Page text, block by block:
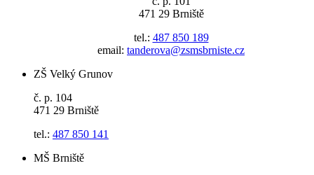
471 29 Brniště
tel.: 487 850 189
email: tanderova@zsmsbrniste.cz
ZŠ Velký Grunov
č. p. 104
471 29 Brniště
tel.: 487 850 141
MŠ Brniště